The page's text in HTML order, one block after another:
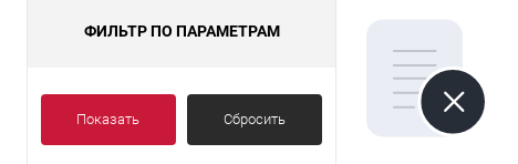
ФИЛЬТР ПО ПАРАМЕТРАМ
Показать Сбросить